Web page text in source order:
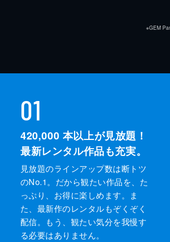
※GEM
01
420,000 本以上が見放題！
最新レンタル作品も充実。
見放題のラインアップ数は断トツ
のNo.1。だから観たい作品を、た
っぷり、お得に楽しめます。ま
た、最新作のレンタルもぞくぞく
配信。もう、観たい気分を我慢す
る必要はありません。